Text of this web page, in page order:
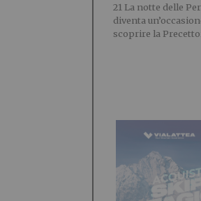
21 La notte delle
diventa
scoprire la